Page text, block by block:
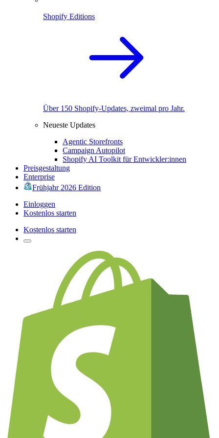
Shopify Editions
Über 150 Shopify-Updates, zweimal pro Jahr.
Neueste Updates
Agentic Storefronts
Campaign Autopilot
Shopify AI Toolkit für Entwickler:innen
Preisgestaltung
Enterprise
Frühjahr 2026 Edition
Einloggen
Kostenlos starten
Kostenlos starten